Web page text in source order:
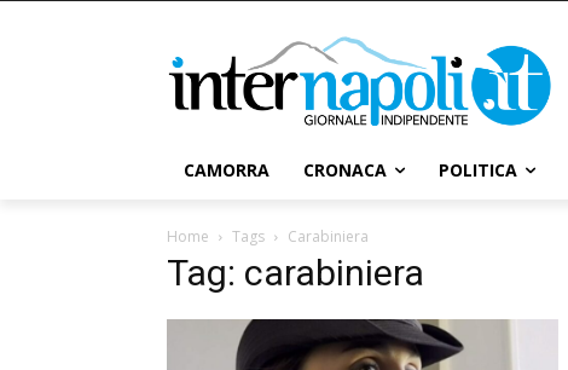
CAMORRA CRONACA POLITICA
Home Tags Carabiniera
Tag: carabiniera